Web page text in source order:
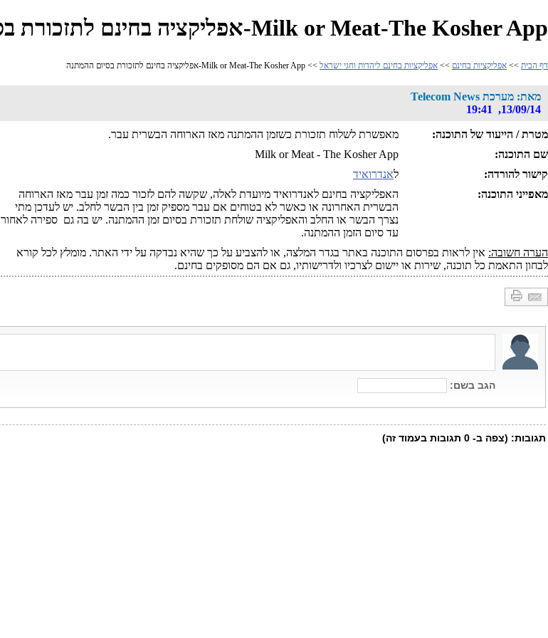
Milk or Meat-The Kosher App-אפליקציה בחינם לתזכורת בסיום ההמתנה
דף הבית >> אפליקציות בחינם >> אפליקציות בחינם ליהדות וחגי ישראל >> Milk or Meat-The Kosher App-אפליקציה בחינם לתזכורת בסיום ההמתנה
מאת: מערכת Telecom News
13/09/14, 19:41
מטרת / הייעוד של התוכנה:
מאפשרת לשלוח תזכורת כשזמן ההמתנה מאז הארוחה הבשרית עבר.
שם התוכנה:
Milk or Meat - The Kosher App
קישור להורדה:
לאנדרואיד
מאפייני התוכנה:
האפליקציה בחינם לאנדרואיד מיועדת לאלה, שקשה להם לזכור כמה זמן עבר מאז הארוחה
הבשרית האחרונה או כאשר לא בטוחים אם עבר מספיק זמן בין הבשר לחלב. יש לעדכן מתי
נצרך הבשר או החלב והאפליקציה שולחת תזכורת בסיום זמן ההמתנה. יש בה גם ספירה לאחור
עד סיום הזמן ההמתנה.
הערה חשובה: אין לראות בפרסום התוכנה באתר בגדר המלצה, או להצביע על כך שהיא נבדקה על ידי האתר. מומלץ לכל קורא
לבחון התאמת כל תוכנה, שירות או יישום לצרכיו ולדרישותיו, גם אם הם מסופקים בחינם.